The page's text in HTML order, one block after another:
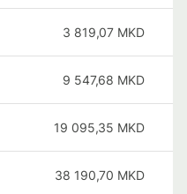
3 819,07 MKD
9 547,68 MKD
19 095,35 MKD
38 190,70 MKD